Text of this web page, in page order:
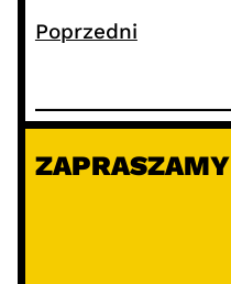
Poprzedni
ZAPRASZAMY